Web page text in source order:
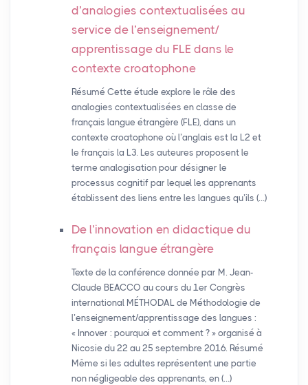
d’analogies contextualisées au
service de l’enseignement/
apprentissage du FLE dans le
contexte croatophone
Résumé Cette étude explore le rôle des
analogies contextualisées en classe de
français langue étrangère (FLE), dans un
contexte croatophone où l’anglais est la L2 et
le français la L3. Les auteures proposent le
terme analogisation pour désigner le
processus cognitif par lequel les apprenants
établissent des liens entre les langues qu’ils (…)
De l’innovation en didactique du
français langue étrangère
Texte de la conférence donnée par M. Jean-
Claude BEACCO au cours du 1er Congrès
international MÉTHODAL de Méthodologie de
l’enseignement/apprentissage des langues :
« Innover : pourquoi et comment ? » organisé à
Nicosie du 22 au 25 septembre 2016. Résumé
Même si les adultes représentent une partie
non négligeable des apprenants, en (…)